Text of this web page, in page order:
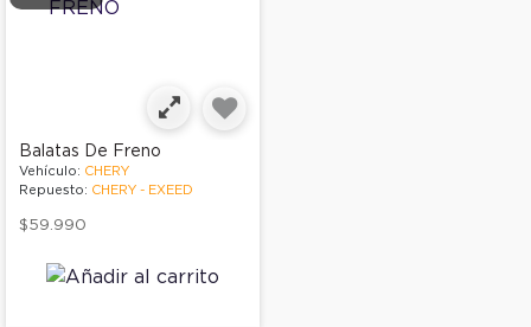
Balatas De Freno
Vehículo: CHERY
Repuesto: CHERY - EXEED
$59.990